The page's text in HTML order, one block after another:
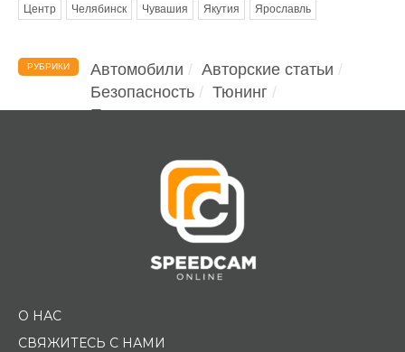
Центр Челябинск Чувашия Якутия Ярославль
РУБРИКИ Автомобили
Авторские статьи
Безопасность
Тюнинг
Помощь водителю
О НАС
СВЯЖИТЕСЬ С НАМИ